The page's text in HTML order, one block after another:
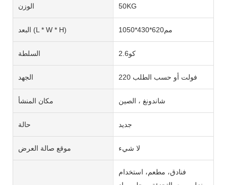
الوزن 50KG
البعد (L * W * H) مم620*430*1050
السلطة كو2.6
الجهد 220 فولت أو حسب الطلب
مكان المنشأ شاندونغ ، الصين
حالة جديد
موقع صالة العرض لا شيء
فنادق، مطعم، استخدام